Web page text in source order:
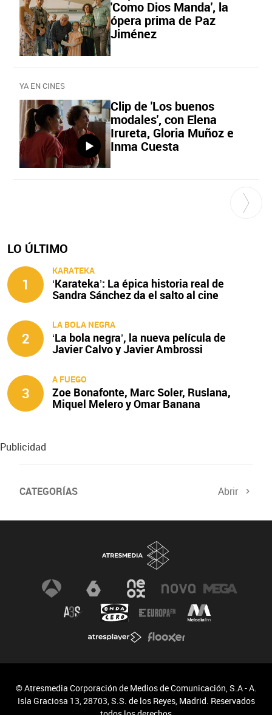
'Como Dios Manda', la
ópera prima de Paz
Jiménez
YA EN CINES
Clip de 'Los buenos
modales', con Elena
Irureta, Gloria Muñoz e
Inma Cuesta
LO ÚLTIMO
1
KARATEKA
‘Karateka’: La épica historia real de
Sandra Sánchez da el salto al cine
2
LA BOLA NEGRA
‘La bola negra’, la nueva película de
Javier Calvo y Javier Ambrossi
3
A FUEGO
Zoe Bonafonte, Marc Soler, Ruslana,
Miquel Melero y Omar Banana
protagonizan ‘A fuego’
Publicidad
CATEGORÍAS Abrir
© Atresmedia Corporación de Medios de Comunicación, S.A - A.
Isla Graciosa 13, 28703, S.S. de los Reyes, Madrid. Reservados